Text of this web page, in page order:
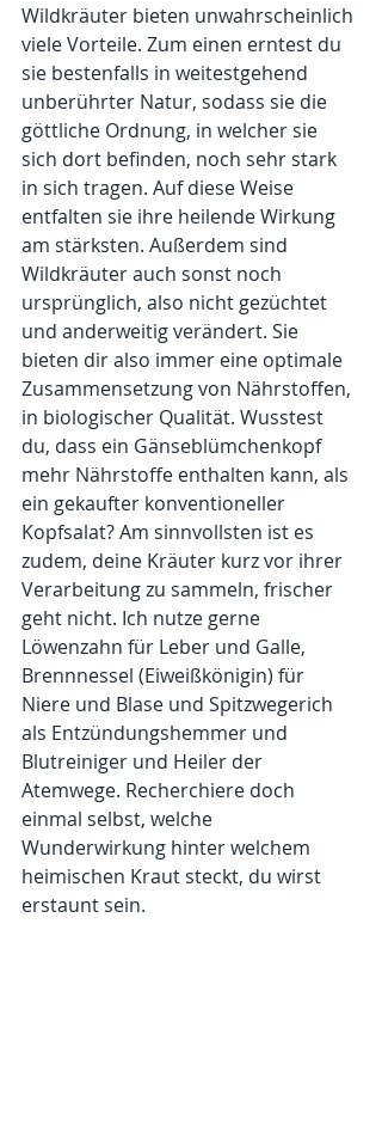
Wildkräuter bieten unwahrscheinlich
viele Vorteile. Zum einen erntest du
sie bestenfalls in weitestgehend
unberührter Natur, sodass sie die
göttliche Ordnung, in welcher sie
sich dort befinden, noch sehr stark
in sich tragen. Auf diese Weise
entfalten sie ihre heilende Wirkung
am stärksten. Außerdem sind
Wildkräuter auch sonst noch
ursprünglich, also nicht gezüchtet
und anderweitig verändert. Sie
bieten dir also immer eine optimale
Zusammensetzung von Nährstoffen,
in biologischer Qualität. Wusstest
du, dass ein Gänseblümchenkopf
mehr Nährstoffe enthalten kann, als
ein gekaufter konventioneller
Kopfsalat? Am sinnvollsten ist es
zudem, deine Kräuter kurz vor ihrer
Verarbeitung zu sammeln, frischer
geht nicht. Ich nutze gerne
Löwenzahn für Leber und Galle,
Brennnessel (Eiweißkönigin) für
Niere und Blase und Spitzwegerich
als Entzündungshemmer und
Blutreiniger und Heiler der
Atemwege. Recherchiere doch
einmal selbst, welche
Wunderwirkung hinter welchem
heimischen Kraut steckt, du wirst
erstaunt sein.